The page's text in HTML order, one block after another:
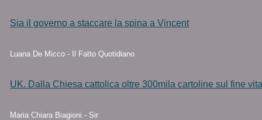
Sia il governo a staccare la spina a Vincent
Luana De Micco - Il Fatto Quotidiano
UK. Dalla Chiesa cattolica oltre 300mila cartoline sul fine vita
Maria Chiara Biagioni - Sir